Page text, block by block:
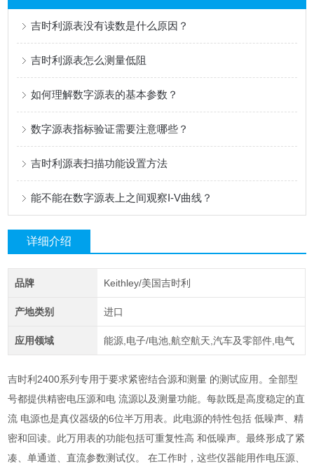
吉时利源表没有读数是什么原因？
吉时利源表怎么测量低阻
如何理解数字源表的基本参数？
数字源表指标验证需要注意哪些？
吉时利源表扫描功能设置方法
能不能在数字源表上之间观察I-V曲线？
详细介绍
品牌 Keithley/美国吉时利
产地类别 进口
应用领域 能源,电子/电池,航空航天,汽车及零部件,电气
吉时利2400系列专用于要求紧密结合源和测量 的测试应用。全部型
号都提供精密电压源和电 流源以及测量功能。每款既是高度稳定的直
流 电源也是真仪器级的6位半万用表。此电源的特性包括 低噪声、精
密和回读。此万用表的功能包括可重复性高 和低噪声。最终形成了紧
凑、单通道、直流参数测试仪。 在工作时，这些仪器能用作电压源、